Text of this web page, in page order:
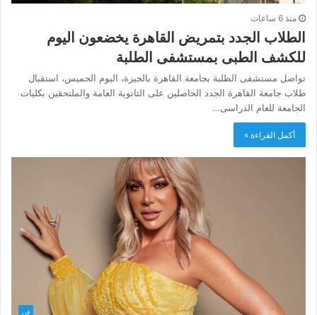
منذ 6 ساعات
الطلاب الجدد بتمريض القاهرة يخضعون اليوم
للكشف الطبى بمستشفى الطلبة
تواصل مستشفى الطلبة بجامعة القاهرة بالجيزة، اليوم الحميس، استقبال
طلاب جامعة القاهرة الجدد الحاصلين على الثانوية العامة والملتحقين بكليات
الجامعة للعام الدراسى…
أكمل القراءة »
فن